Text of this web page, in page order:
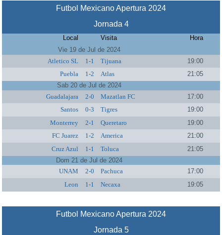
Futbol Mexicano Apertura 2024
Jornada 4
Local Visita
Hora
Vie 19 de Jul de 2024
Atletico SL
1-1 Tijuana
19:00
Puebla
1-2 Atlas
21:05
Sab 20 de Jul de 2024
Guadalajara
2-0 Mazatlan FC
17:00
Santos
0-3 Tigres
19:00
Monterrey
2-1 Queretaro
19:00
FC Juarez
1-2 America
21:00
Cruz Azul
1-1 Toluca
21:05
Dom 21 de Jul de 2024
UNAM
2-0 Pachuca
17:00
Leon
1-1 Necaxa 19:05
Futbol Mexicano Apertura 2024
Jornada 5